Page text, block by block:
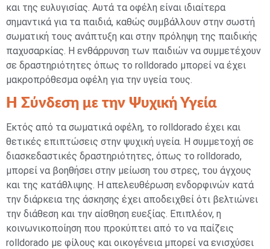
και της ευλυγισίας. Αυτά τα οφέλη είναι ιδιαίτερα
σημαντικά για τα παιδιά, καθώς συμβάλλουν στην σωστή
σωματική τους ανάπτυξη και στην πρόληψη της παιδικής
παχυσαρκίας. Η ενθάρρυνση των παιδιών να συμμετέχουν
σε δραστηριότητες όπως το rolldorado μπορεί να έχει
μακροπρόθεσμα οφέλη για την υγεία τους.
Η Σύνδεση με την Ψυχική Υγεία
Εκτός από τα σωματικά οφέλη, το rolldorado έχει και
θετικές επιπτώσεις στην ψυχική υγεία. Η συμμετοχή σε
διασκεδαστικές δραστηριότητες, όπως το rolldorado,
μπορεί να βοηθήσει στην μείωση του στρες, του άγχους
και της κατάθλιψης. Η απελευθέρωση ενδορφινών κατά
την διάρκεια της άσκησης έχει αποδειχθεί ότι βελτιώνει
την διάθεση και την αίσθηση ευεξίας. Επιπλέον, η
κοινωνικοποίηση που προκύπτει από το να παίζεις
rolldorado με φίλους και οικογένεια μπορεί να ενισχύσει